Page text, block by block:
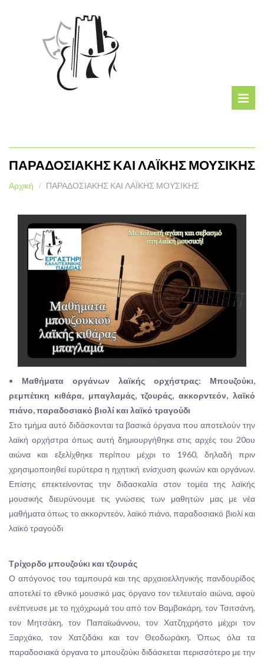
ΠΑΡΑΔΟΣΙΑΚΗΣ ΚΑΙ ΛΑΪΚΗΣ ΜΟΥΣΙΚΗΣ
Αρχική ΠΑΡΑΔΟΣΙΑΚΗΣ ΚΑΙ ΛΑΪΚΗΣ ΜΟΥΣΙΚΗΣ
• Μαθήματα οργάνων λαϊκής ορχήστρας: Μπουζούκι,
ρεμπέτικη κιθάρα, μπαγλαμάς, τζουράς, ακκορντεόν, λαϊκό
πιάνο, παραδοσιακό βιολί και λαϊκό τραγούδι
Στο τμήμα αυτό διδάσκονται τα βασικά όργανα που αποτελούν την
λαϊκή ορχήστρα όπως αυτή δημιουργήθηκε στις αρχές του 20ου
αιώνα και εξελίχθηκε περίπου μέχρι το 1960, δηλαδή πριν
χρησιμοποιηθεί ευρύτερα η ηχητική ενίσχυση φωνών και οργάνων.
Επίσης επεκτείνοντας την διδασκαλία στον τομέα της λαϊκής
μουσικής διευρύνουμε τις γνώσεις των μαθητών μας με νέα
μαθήματα όπως το ακκορντεόν, λαϊκό πιάνο, παραδοσιακό βιολί και
λαϊκό τραγούδι
Τρίχορδο μπουζούκι και τζουράς
Ο απόγονος του ταμπουρά και της αρχαιοελληνικής πανδουρίδος
αποτελεί το εθνικό μουσικό μας όργανο τον τελευταίο αιώνα, αφού
ενέπνευσε με το ηχόχρωμά του από τον Βαμβακάρη, τον Τσιτσάνη,
τον Μητσάκη, τον Παπαϊωάννου, τον Χατζηχρήστο μέχρι τον
Ξαρχάκο, τον Χατζιδάκι και τον Θεοδωράκη. Όπως όλα τα
παραδοσιακά όργανα το μπουζούκι διδάσκεται περισσότερο με την